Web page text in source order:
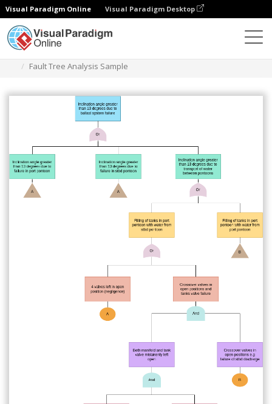
Visual Paradigm Online Visual Paradigm Desktop
Fault Tree Analysis Sample